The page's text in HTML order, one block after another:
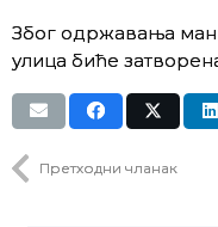
Због одржавања
улица биће
Претходни чланак